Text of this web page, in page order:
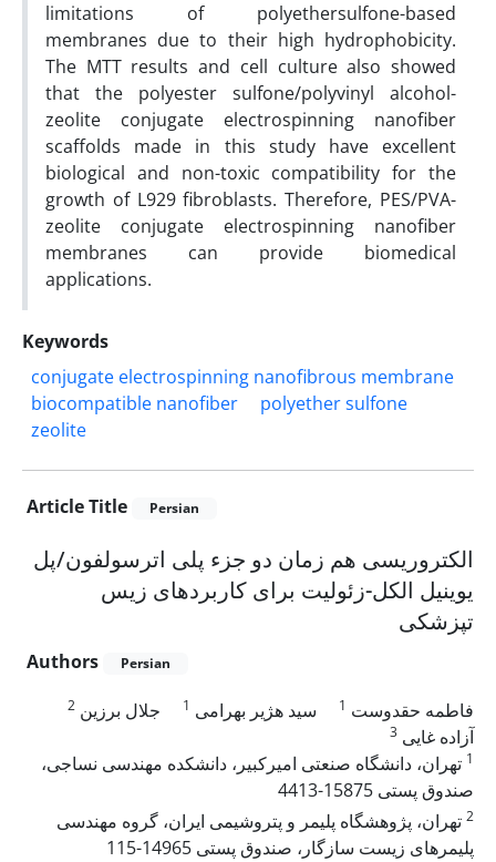
limitations of polyethersulfone-based
membranes due to their high hydrophobicity.
The MTT results and cell culture also showed
that the polyester sulfone/polyvinyl alcohol-
zeolite conjugate electrospinning nanofiber
scaffolds made in this study have excellent
biological and non-toxic compatibility for the
growth of L929 fibroblasts. Therefore, PES/PVA-
zeolite conjugate electrospinning nanofiber
membranes can provide biomedical
applications.
Keywords
conjugate electrospinning nanofibrous membrane
biocompatible nanofiber
polyether sulfone
zeolite
Article Title Persian
الکتروریسی هم زمان دو جزء پلی اترسولفون/پل
یوینیل الکل-زئولیت برای کاربردهای زیس
تپزشکی
Authors Persian
فاطمه حقدوست 1 سید هژیر بهرامی 1 جلال برزین 2
آزاده غایی 3
1 تهران، دانشگاه صنعتی امیرکبیر، دانشکده مهندسی نساجی،
صندوق پستی 15875-4413
2 تهران، پژوهشگاه پلیمر و پتروشیمی ایران، گروه مهندسی
پلیمرهای زیست سازگار، صندوق پستی 14965-115